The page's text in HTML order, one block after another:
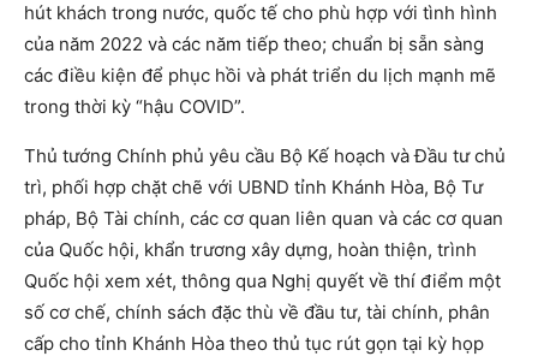
hút khách trong nước, quốc tế cho phù hợp với tình hình
của năm 2022 và các năm tiếp theo; chuẩn bị sẵn sàng
các điều kiện để phục hồi và phát triển du lịch mạnh mẽ
trong thời kỳ “hậu COVID”.
Thủ tướng Chính phủ yêu cầu Bộ Kế hoạch và Đầu tư chủ
trì, phối hợp chặt chẽ với UBND tỉnh Khánh Hòa, Bộ Tư
pháp, Bộ Tài chính, các cơ quan liên quan và các cơ quan
của Quốc hội, khẩn trương xây dựng, hoàn thiện, trình
Quốc hội xem xét, thông qua Nghị quyết về thí điểm một
số cơ chế, chính sách đặc thù về đầu tư, tài chính, phân
cấp cho tỉnh Khánh Hòa theo thủ tục rút gọn tại kỳ họp